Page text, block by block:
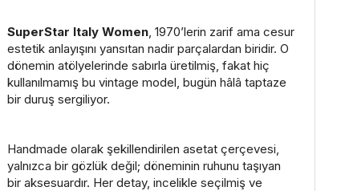
SuperStar Italy Women, 1970’lerin zarif ama cesur
estetik anlayışını yansıtan nadir parçalardan biridir. O
dönemin atölyelerinde sabırla üretilmiş, fakat hiç
kullanılmamış bu vintage model, bugün hâlâ taptaze
bir duruş sergiliyor.
Handmade olarak şekillendirilen asetat çerçevesi,
yalnızca bir gözlük değil; döneminin ruhunu taşıyan
bir aksesuardır. Her detay, incelikle seçilmiş ve